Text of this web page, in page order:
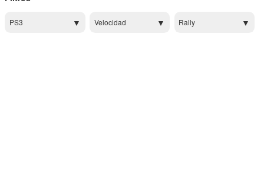
PS3 Velocidad Rally